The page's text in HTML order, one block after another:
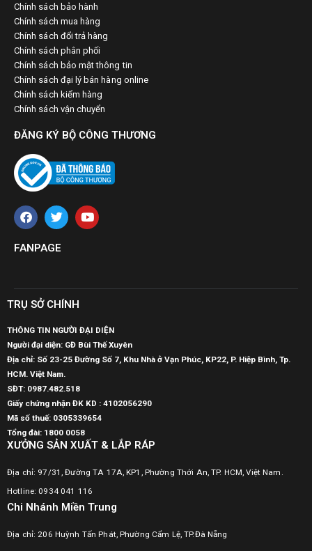
Chính sách bảo hành
Chính sách mua hàng
Chính sách đổi trả hàng
Chính sách phân phối
Chính sách bảo mật thông tin
Chính sách đại lý bán hàng online
Chính sách kiểm hàng
Chính sách vận chuyển
ĐĂNG KÝ BỘ CÔNG THƯƠNG
FANPAGE
TRỤ SỞ CHÍNH
THÔNG TIN NGƯỜI ĐẠI DIỆN
Người đại diện: GĐ Bùi Thế Xuyên
Địa chỉ: Số 23-25 Đường Số 7, Khu Nhà ở Vạn Phúc, KP22, P. Hiệp Bình, Tp.
HCM. Việt Nam.
SĐT: 0987.482.518
Giấy chứng nhận ĐK KD : 4102056290
Mã số thuế: 0305339654
Tổng đài: 1800 0058
XƯỞNG SẢN XUẤT & LẮP RÁP
Địa chỉ: 97/31, Đường TA 17A, KP1, Phường Thới An, TP. HCM, Việt Nam.
Hotline: 0934 041 116
Chi Nhánh Miền Trung
Địa chỉ: 206 Huỳnh Tấn Phát, Phường Cẩm Lệ, TP.Đà Nẵng